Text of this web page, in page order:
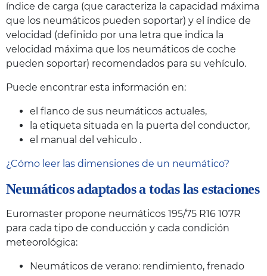
índice de carga (que caracteriza la capacidad máxima
que los neumáticos pueden soportar) y el índice de
velocidad (definido por una letra que indica la
velocidad máxima que los neumáticos de coche
pueden soportar) recomendados para su vehículo.
Puede encontrar esta información en:
el flanco de sus neumáticos actuales,
la etiqueta situada en la puerta del conductor,
el manual del vehiculo .
¿Cómo leer las dimensiones de un neumático?
Neumáticos adaptados a todas las estaciones
Euromaster propone neumáticos 195/75 R16 107R
para cada tipo de conducción y cada condición
meteorológica:
Neumáticos de verano: rendimiento, frenado